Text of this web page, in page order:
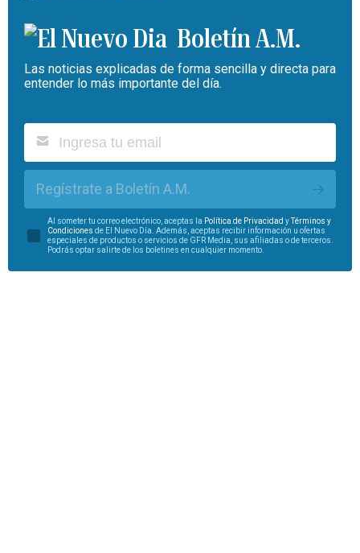
Boletín A.M.
Las noticias explicadas de forma sencilla y directa para
entender lo más importante del día.
Regístrate a Boletín A.M.
Al someter tu correo electrónico, aceptas la Política de Privacidad yTérminos y
Condiciones de El Nuevo Día. Además, aceptas recibir información u ofertas
especiales de productos o servicios de GFR Media, sus afiliadas o de terceros.
Podrás optar salirte de los boletines en cualquier momento.